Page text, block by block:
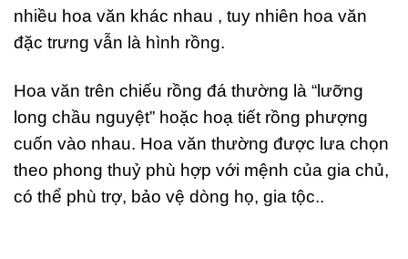
nhiều hoa văn khác nhau , tuy nhiên hoa văn
đặc trưng vẫn là hình rồng.
Hoa văn trên chiếu rồng đá thường là “lưỡng
long chầu nguyệt” hoặc hoạ tiết rồng phượng
cuốn vào nhau. Hoa văn thường được lưa chọn
theo phong thuỷ phù hợp với mệnh của gia chủ,
có thể phù trợ, bảo vệ dòng họ, gia tộc..